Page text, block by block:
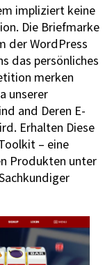
impliziert keine
Die Briefmarke
der WordPress
das persönliches
merken
unserer
and Deren E-
Erhalten Diese
– eine
Produkten unter